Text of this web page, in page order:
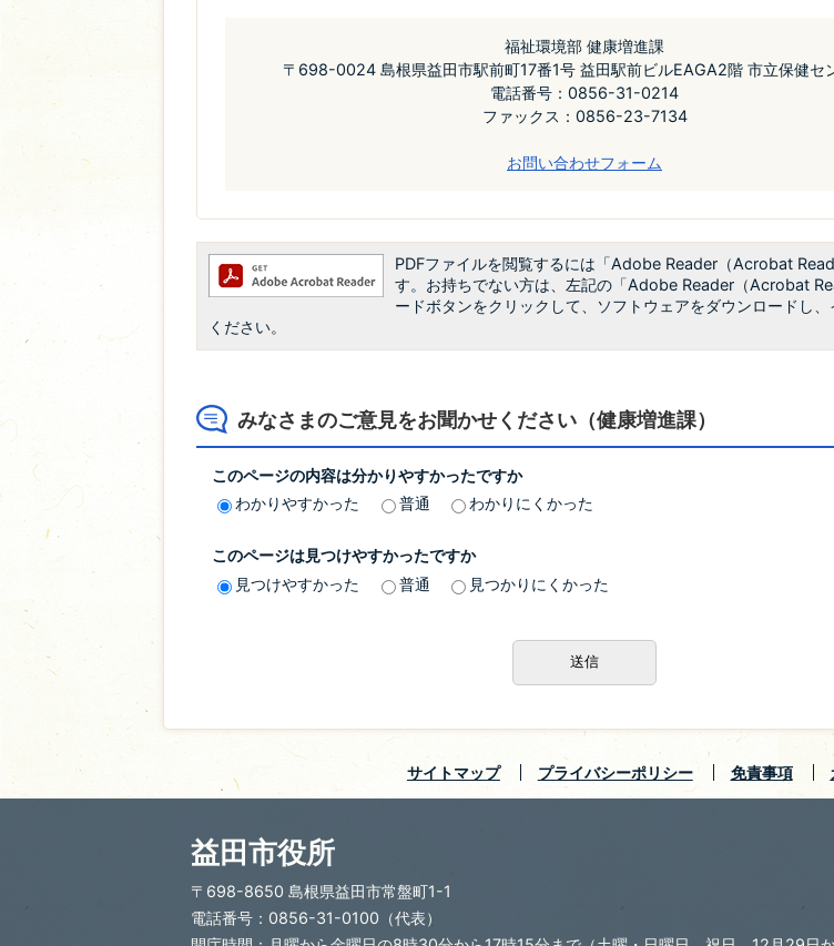
福祉環境部 健康増進課
〒698-0024 島根県益田市駅前町17番1号 益田駅前ビルEAGA2階 市立保健セ
電話番号：0856-31-0214
ファックス：0856-23-7134
お問い合わせフォーム
PDFファイルを閲覧するには「Adobe Reader（Acrobat
す。お持ちでない方は、左記の「Adobe Reader（Acrobat
ードボタンをクリックして、ソフトウェアをダウンロードし
ください。
みなさまのご意見をお聞かせください（健康増進課）
このページの内容は分かりやすかったですか
わかりやすかった
普通 わかりにくかった
このページは見つけやすかったですか
見つけやすかった
普通 見つかりにくかった
サイトマップ プライバシーポリシー 免責事項
益田市役所
〒698-8650 島根県益田市常盤町1-1
電話番号：0856-31-0100（代表）